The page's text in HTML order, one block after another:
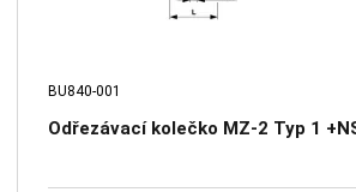
BU840-001
Odřezávací kolečko MZ-2 Typ 1